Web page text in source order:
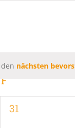
nächsten
F
0
31